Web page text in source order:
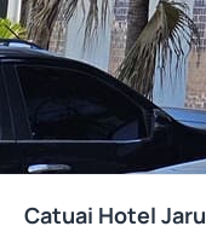
Catuai Hotel Jaru